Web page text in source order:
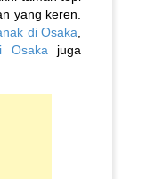
yang keren.
di Osaka,
Osakajuga